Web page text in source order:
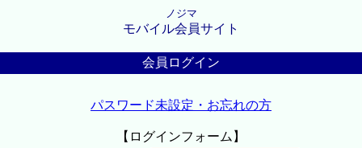
ノジマ
モバイル会員サイト
会員ログイン
パスワード未設定・お忘れの方
【ログインフォーム】